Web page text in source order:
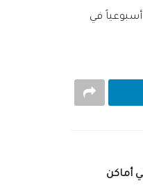
في
أماكن